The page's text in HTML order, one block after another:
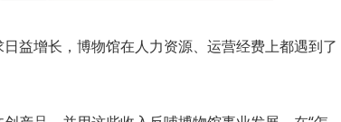
益增长，博物馆在人力资源、运营经费上都遇到了